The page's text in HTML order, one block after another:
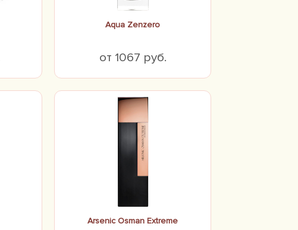
Aqua Zenzero
от 1067 руб.
Arsenic Osman Extreme